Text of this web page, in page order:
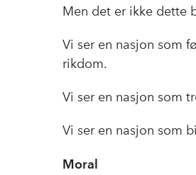
Men det er ikke dette
Vi ser en nasjon som
rikdom.
Vi ser en nasjon som
Vi ser en nasjon som
Moral